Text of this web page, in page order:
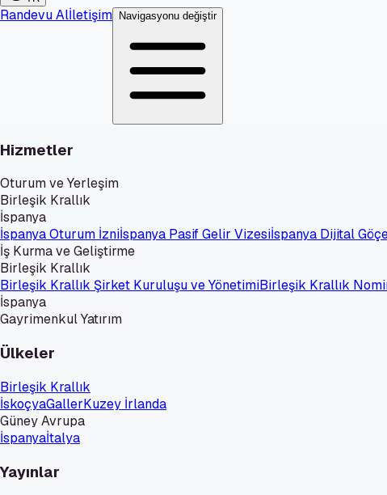
Randevu Alİletişim Navigasyonu değiştir
Hizmetler
Oturum ve Yerleşim
Birleşik Krallık
İspanya
İspanya Oturum İzniİspanya Pasif Gelir Vizesiİspanya Dijital
İş Kurma ve Geliştirme
Birleşik Krallık
Birleşik Krallık Şirket Kuruluşu ve YönetimiBirleşik Krallık
İspanya
Gayrimenkul Yatırım
Ülkeler
Birleşik Krallık
İskoçyaGallerKuzey İrlanda
Güney Avrupa
İspanyaİtalya
Yayınlar